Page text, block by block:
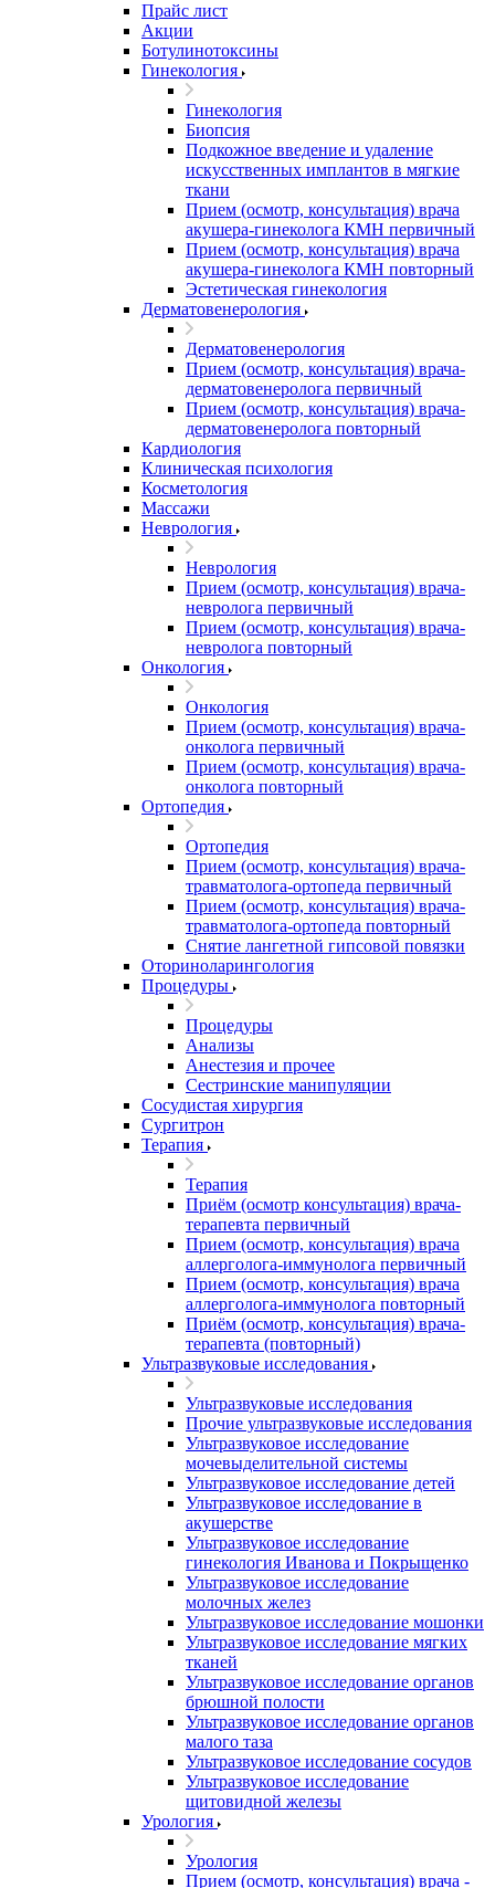
Прайс лист
Акции
Ботулинотоксины
Гинекология
Гинекология
Биопсия
Подкожное введение и удаление
искусственных имплантов в мягкие
ткани
Прием (осмотр, консультация) врача
акушера-гинеколога КМН первичный
Прием (осмотр, консультация) врача
акушера-гинеколога КМН повторный
Эстетическая гинекология
Дерматовенерология
Дерматовенерология
Прием (осмотр, консультация) врача-
дерматовенеролога первичный
Прием (осмотр, консультация) врача-
дерматовенеролога повторный
Кардиология
Клиническая психология
Косметология
Массажи
Неврология
Неврология
Прием (осмотр, консультация) врача-
невролога первичный
Прием (осмотр, консультация) врача-
невролога повторный
Онкология
Онкология
Прием (осмотр, консультация) врача-
онколога первичный
Прием (осмотр, консультация) врача-
онколога повторный
Ортопедия
Ортопедия
Прием (осмотр, консультация) врача-
травматолога-ортопеда первичный
Прием (осмотр, консультация) врача-
травматолога-ортопеда повторный
Снятие лангетной гипсовой повязки
Оториноларингология
Процедуры
Процедуры
Анализы
Анестезия и прочее
Сестринские манипуляции
Сосудистая хирургия
Сургитрон
Терапия
Терапия
Приём (осмотр консультация) врача-
терапевта первичный
Прием (осмотр, консультация) врача
аллерголога-иммунолога первичный
Прием (осмотр, консультация) врача
аллерголога-иммунолога повторный
Приём (осмотр, консультация) врача-
терапевта (повторный)
Ультразвуковые исследования
Ультразвуковые исследования
Прочие ультразвуковые исследования
Ультразвуковое исследование
мочевыделительной системы
Ультразвуковое исследование детей
Ультразвуковое исследование в
акушерстве
Ультразвуковое исследование
гинекология Иванова и Покрыщенко
Ультразвуковое исследование
молочных желез
Ультразвуковое исследование мошонки
Ультразвуковое исследование мягких
тканей
Ультразвуковое исследование органов
брюшной полости
Ультразвуковое исследование органов
малого таза
Ультразвуковое исследование сосудов
Ультразвуковое исследование
щитовидной железы
Урология
Урология
Прием (осмотр, консультация) врача -